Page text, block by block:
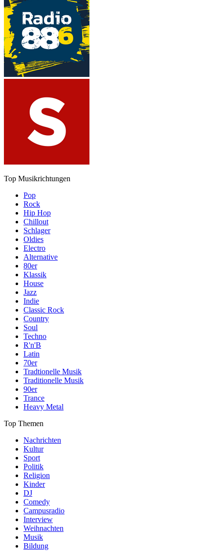
Top Musikrichtungen
Pop
Rock
Hip Hop
Chillout
Schlager
Oldies
Electro
Alternative
80er
Klassik
House
Jazz
Indie
Classic Rock
Country
Soul
Techno
R'n'B
Latin
70er
Tradtionelle Musik
Traditionelle Musik
90er
Trance
Heavy Metal
Top Themen
Nachrichten
Kultur
Sport
Politik
Religion
Kinder
DJ
Comedy
Campusradio
Interview
Weihnachten
Musik
Bildung